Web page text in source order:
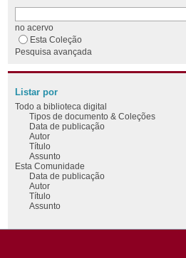
no acervo
Esta Coleção
Pesquisa avançada
Listar por
Todo a biblioteca digital
Tipos de documento & Coleções
Data de publicação
Autor
Título
Assunto
Esta Comunidade
Data de publicação
Autor
Título
Assunto